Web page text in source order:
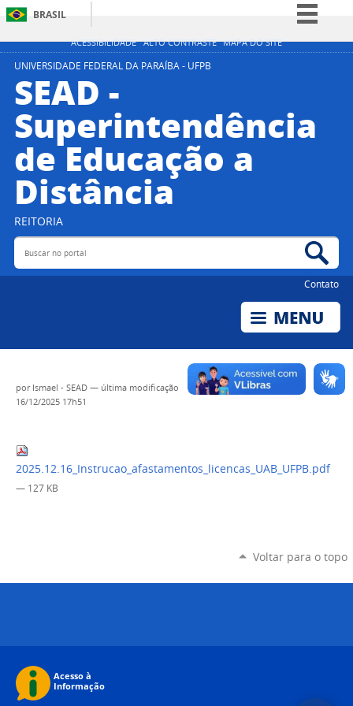
ACESSIBILIDADE ALTO CONTRASTE MAPA DO SITE
BRASIL
Simplifique!
Acesso à informação
Legislação
Canais
UNIVERSIDADE FEDERAL DA PARAÍBA - UFPB
SEAD -
Superintendência
de Educação a
Distância
REITORIA
Buscar no portal
Contato
por Ismael - SEAD — última modificação
16/12/2025 17h51
2025.12.16_Instrucao_afastamentos_licencas_UAB_UFPB.pdf
— 127 KB
Voltar para o topo